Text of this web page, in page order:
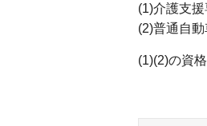
(1)介護支援
(2)普通自動
(1)(2)の資